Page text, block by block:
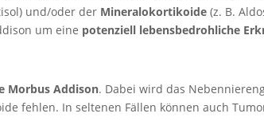
und/oder der Mineralokortikoide (z. B.
um eine potenziell lebensbedrohliche
Morbus Addison. Dabei wird das
fehlen. In seltenen Fällen können auch